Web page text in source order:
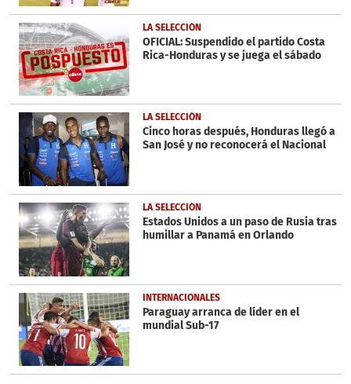
LA SELECCIÓN
OFICIAL: Suspendido el partido Costa
Rica-Honduras y se juega el sábado
LA SELECCIÓN
Cinco horas después, Honduras llegó a
San José y no reconocerá el Nacional
LA SELECCIÓN
Estados Unidos a un paso de Rusia tras
humillar a Panamá en Orlando
INTERNACIONALES
Paraguay arranca de líder en el
mundial Sub-17